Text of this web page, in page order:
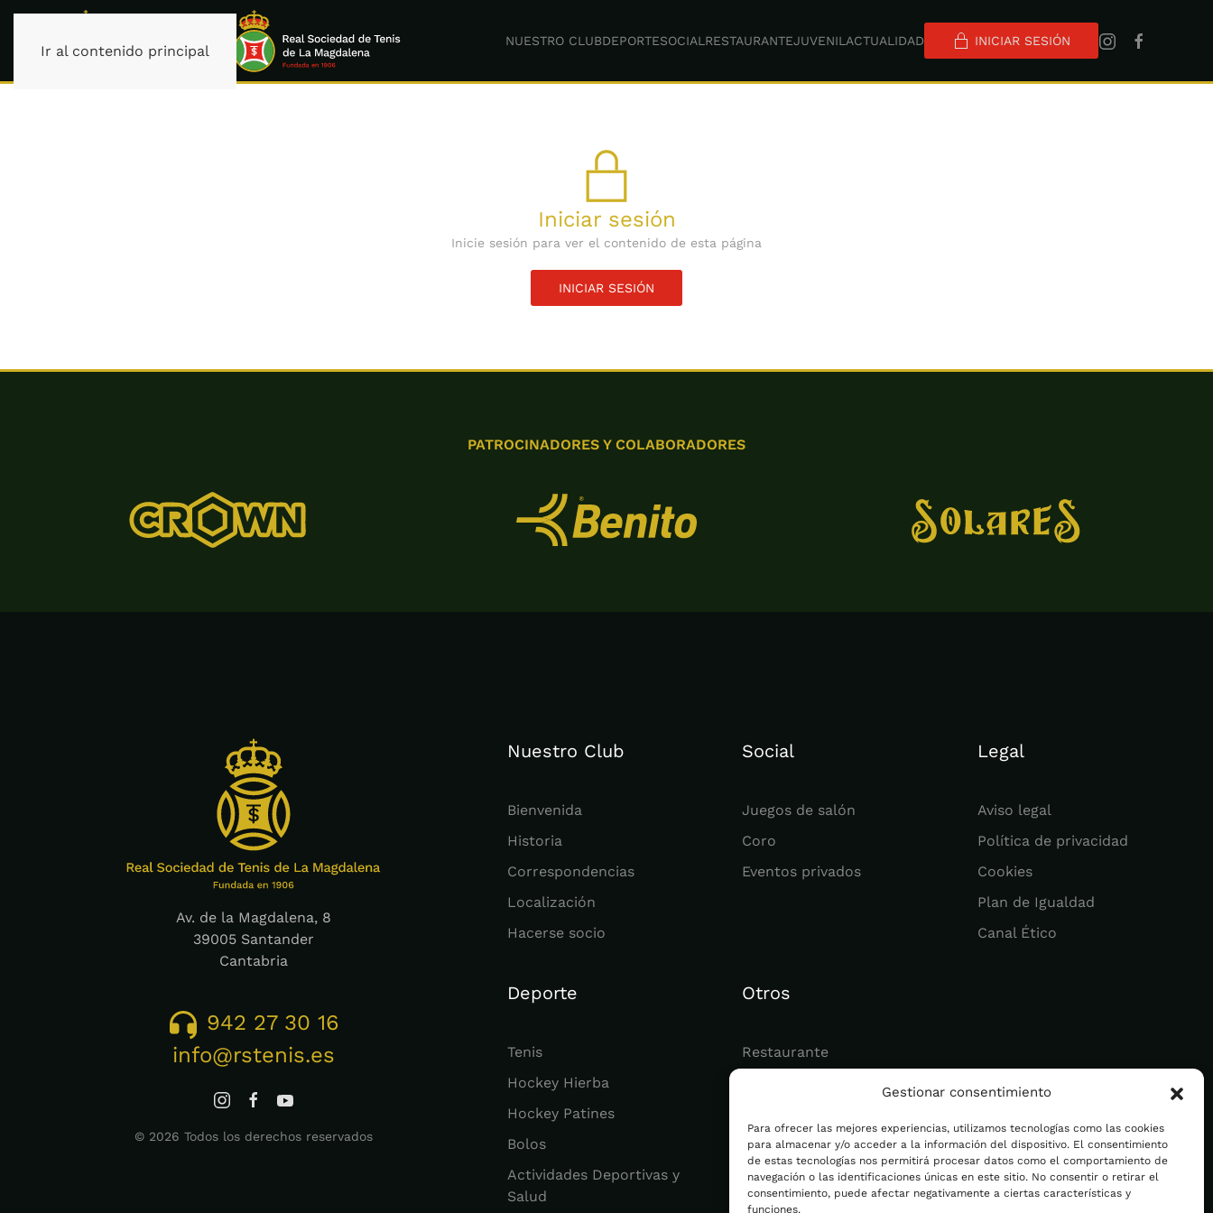
Gestionar consentimiento
Para ofrecer las mejores experiencias, utilizamos tecnologías como las cookies
para almacenar y/o acceder a la información del dispositivo. El consentimiento
de estas tecnologías nos permitirá procesar datos como el comportamiento de
navegación o las identificaciones únicas en este sitio. No consentir o retirar el
consentimiento, puede afectar negativamente a ciertas características y
funciones.
Ir al contenido principal
NUESTRO CLUBDEPORTESOCIAL RESTAURANTEJUVENIL ACTUALIDAD INICIAR SESIÓN
Iniciar sesión
Inicie sesión para ver el contenido de esta página
INICIAR SESIÓN
PATROCINADORES Y COLABORADORES
Av. de la Magdalena, 8
39005 Santander
Cantabria
942 27 30 16
info@rstenis.es
© 2026 Todos los derechos reservados
Nuestro Club
Bienvenida
Historia
Correspondencias
Localización
Hacerse socio
Deporte
Tenis
Hockey Hierba
Hockey Patines
Bolos
Actividades Deportivas y
Salud
Social
Juegos de salón
Coro
Eventos privados
Otros
Restaurante
Legal
Aviso legal
Política de privacidad
Cookies
Plan de Igualdad
Canal Ético